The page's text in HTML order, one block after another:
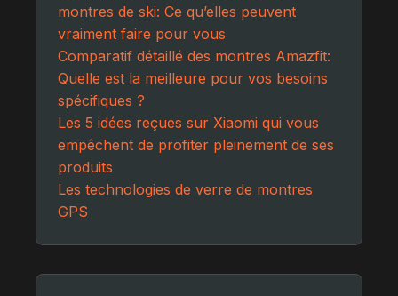
montres de ski: Ce qu’elles peuvent
vraiment faire pour vous
Comparatif détaillé des montres Amazfit:
Quelle est la meilleure pour vos besoins
spécifiques ?
Les 5 idées reçues sur Xiaomi qui vous
empêchent de profiter pleinement de ses
produits
Les technologies de verre de montres
GPS